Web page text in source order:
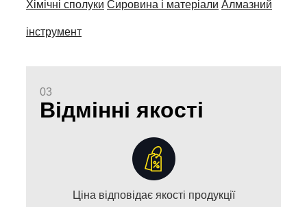
Хімічні сполуки Сировина і матеріали Алмазний
інструмент
03
Відмінні якості
Ціна відповідає якості продукції